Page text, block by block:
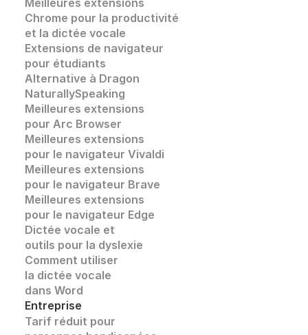
Chrome pour la productivité
et la dictée vocale
Extensions de navigateur
pour étudiants
Alternative à Dragon
NaturallySpeaking
Meilleures extensions
pour Arc Browser
Meilleures extensions
pour le navigateur Vivaldi
Meilleures extensions
pour le navigateur Brave
Meilleures extensions
pour le navigateur Edge
Dictée vocale et
outils pour la dyslexie
Comment utiliser
la dictée vocale
dans Word
Entreprise
Tarif réduit pour